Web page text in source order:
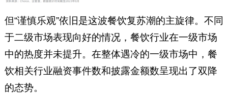
但“谨慎乐观”依旧是这波餐饮复苏潮的主旋律。不同
于二级市场表现向好的情况，餐饮行业在一级市场
中的热度并未提升。在整体遇冷的一级市场中，餐
饮相关行业融资事件数和披露金额数呈现出了双降
的态势。